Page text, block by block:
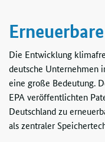
Die Entwicklung
deutsche Unternehmen
eine große Bedeutung.
EPA veröffentlichten
Deutschland zu
als zentraler